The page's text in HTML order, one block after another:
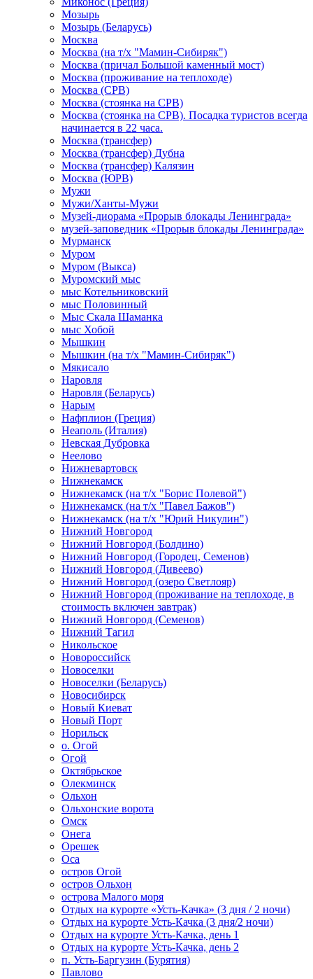
Мозырь
Мозырь (Беларусь)
Москва
Москва (на т/х "Мамин-Сибиряк")
Москва (причал Большой каменный мост)
Москва (проживание на теплоходе)
Москва (СРВ)
Москва (стоянка на СРВ)
Москва (стоянка на СРВ). Посадка туристов всегда
начинается в 22 часа.
Москва (трансфер)
Москва (трансфер) Дубна
Москва (трансфер) Калязин
Москва (ЮРВ)
Мужи
Мужи/Ханты-Мужи
Музей-диорама «Прорыв блокады Ленинграда»
музей-заповедник «Прорыв блокады Ленинграда»
Мурманск
Муром
Муром (Выкса)
Муромский мыс
мыс Котельниковский
мыс Половинный
Мыс Скала Шаманка
мыс Хобой
Мышкин
Мышкин (на т/х "Мамин-Сибиряк")
Мякисало
Наровля
Наровля (Беларусь)
Нарым
Нафплион (Греция)
Неаполь (Италия)
Невская Дубровка
Неелово
Нижневартовск
Нижнекамск
Нижнекамск (на т/х "Борис Полевой")
Нижнекамск (на т/х "Павел Бажов")
Нижнекамск (на т/х "Юрий Никулин")
Нижний Новгород
Нижний Новгород (Болдино)
Нижний Новгород (Городец, Семенов)
Нижний Новгород (Дивеево)
Нижний Новгород (озеро Светлояр)
Нижний Новгород (проживание на теплоходе, в
стоимость включен завтрак)
Нижний Новгород (Семенов)
Нижний Тагил
Никольское
Новороссийск
Новоселки
Новоселки (Беларусь)
Новосибирск
Новый Киеват
Новый Порт
Норильск
о. Огой
Огой
Октябрьское
Олекминск
Ольхон
Ольхонские ворота
Омск
Онега
Орешек
Оса
остров Огой
остров Ольхон
острова Малого моря
Отдых на курорте «Усть-Качка» (3 дня / 2 ночи)
Отдых на курорте Усть-Качка (3 дня/2 ночи)
Отдых на курорте Усть-Качка, день 1
Отдых на курорте Усть-Качка, день 2
п. Усть-Баргузин (Бурятия)
Павлово